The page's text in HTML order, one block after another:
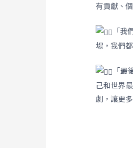
有貢獻、
「
場，我們
「
己和世界
劇，讓更